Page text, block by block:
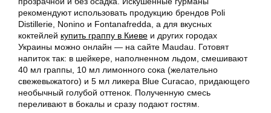
рекомендуют использовать продукцию брендов Poli
Distillerie, Nonino и Fontanafredda, а для вкусных
коктейлей купить граппу в Киеве и других городах
Украины можно онлайн — на сайте Maudau. Готовят
напиток так: в шейкере, наполненном льдом, смешивают
40 мл граппы, 10 мл лимонного сока (желательно
свежевыжатого) и 5 мл ликера Blue Curacao, придающего
необычный голубой оттенок. Полученную смесь
переливают в бокалы и сразу подают гостям.